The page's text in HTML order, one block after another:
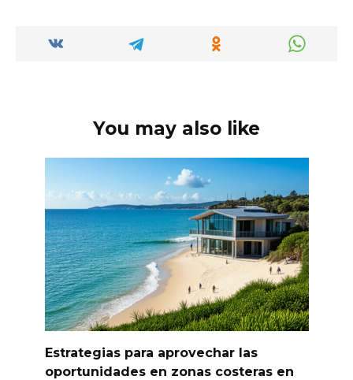
del mercado
You may also like
Estrategias para aprovechar las
oportunidades en zonas costeras en